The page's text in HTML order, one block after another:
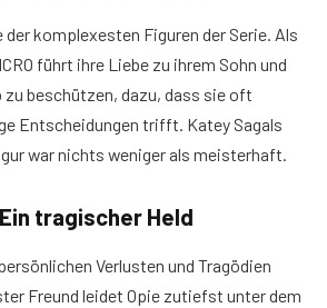
der komplexesten Figuren der Serie. Als
führt ihre Liebe zu ihrem Sohn und
zu beschützen, dazu, dass sie oft
Entscheidungen trifft. Katey Sagals
war nichts weniger als meisterhaft.
tragischer Held
Verlusten und Tragödien
Freund leidet Opie zutiefst unter dem